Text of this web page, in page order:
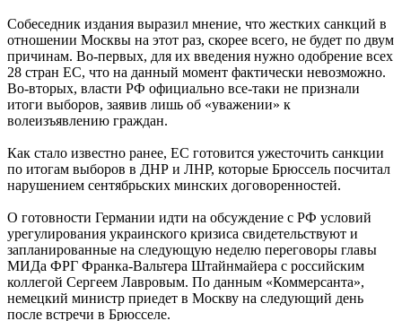
Собеседник издания выразил мнение, что жестких санкций в
отношении Москвы на этот раз, скорее всего, не будет по двум
причинам. Во-первых, для их введения нужно одобрение всех
28 стран ЕС, что на данный момент фактически невозможно.
Во-вторых, власти РФ официально все-таки не признали
итоги выборов, заявив лишь об «уважении» к
волеизъявлению граждан.
Как стало известно ранее, ЕС готовится ужесточить санкции
по итогам выборов в ДНР и ЛНР, которые Брюссель посчитал
нарушением сентябрьских минских договоренностей.
О готовности Германии идти на обсуждение с РФ условий
урегулирования украинского кризиса свидетельствуют и
запланированные на следующую неделю переговоры главы
МИДа ФРГ Франка-Вальтера Штайнмайера с российским
коллегой Сергеем Лавровым. По данным «Коммерсанта»,
немецкий министр приедет в Москву на следующий день
после встречи в Брюсселе.